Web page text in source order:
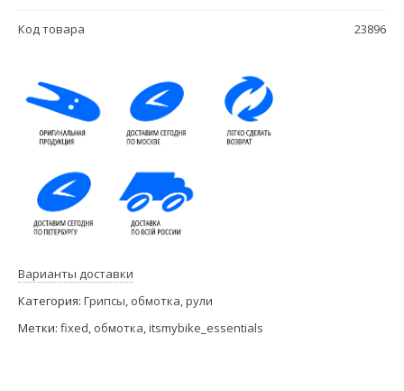
Код товара 23896
Варианты доставки
Категория: Грипсы, обмотка, рули
Метки: fixed, обмотка,itsmybike_essentials